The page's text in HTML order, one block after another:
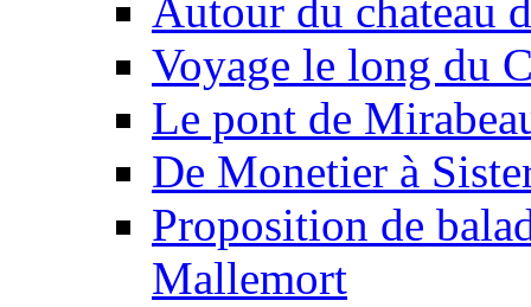
Autour du chateau
Voyage le long du
Le pont de
De Monetier à
Proposition de
Mallemort